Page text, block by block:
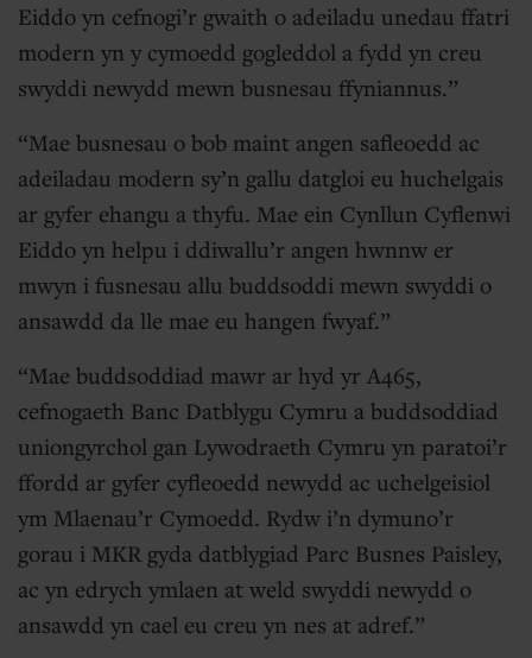
Eiddo yn cefnogi’r gwaith o adeiladu unedau ffatri
modern yn y cymoedd gogleddol a fydd yn creu
swyddi newydd mewn busnesau ffyniannus.
Mae busnesau o bob maint angen safleoedd ac
adeiladau modern sy’n gallu datgloi eu huchelgais
ar gyfer ehangu a thyfu. Mae ein Cynllun Cyflenwi
Eiddo yn helpu i ddiwallu’r angen hwnnw er
mwyn i fusnesau allu buddsoddi mewn swyddi o
ansawdd da lle mae eu hangen fwyaf.
Mae buddsoddiad mawr ar hyd yr A465,
cefnogaeth Banc Datblygu Cymru a buddsoddiad
uniongyrchol gan Lywodraeth Cymru yn paratoi’r
ffordd ar gyfer cyfleoedd newydd ac uchelgeisiol
ym Mlaenau’r Cymoedd. Rydw i’n dymuno’r
gorau i MKR gyda datblygiad Parc Busnes Paisley,
ac yn edrych ymlaen at weld swyddi newydd o
ansawdd yn cael eu creu yn nes at adref.